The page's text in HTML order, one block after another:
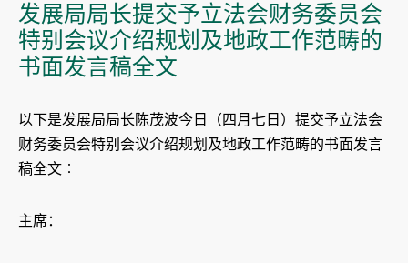
发展局局长提交予立法会财务委员会
特别会议介绍规划及地政工作范畴的
书面发言稿全文
以下是发展局局长陈茂波今日（四月七日）提交予立法会
财务委员会特别会议介绍规划及地政工作范畴的书面发言
稿全文︰
主席：